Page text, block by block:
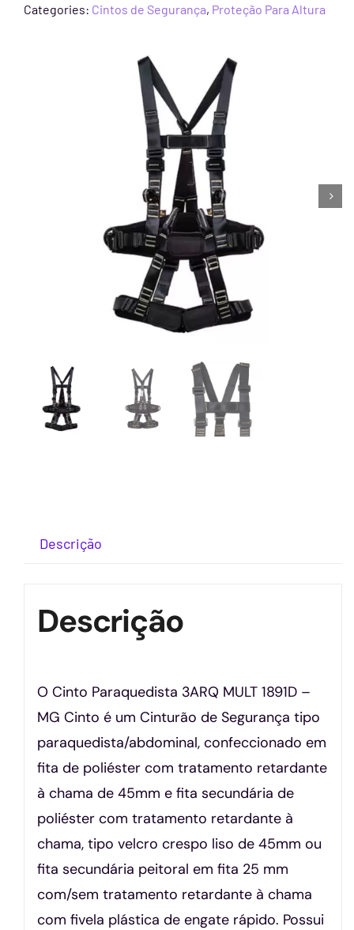
Categories: Cintos de Segurança, Proteção Para Altura
Descrição
Descrição
O Cinto Paraquedista 3ARQ MULT 1891D –
MG Cinto é um Cinturão de Segurança tipo
paraquedista/abdominal, confeccionado em
fita de poliéster com tratamento retardante
à chama de 45mm e fita secundária de
poliéster com tratamento retardante à
chama, tipo velcro crespo liso de 45mm ou
fita secundária peitoral em fita 25 mm
com/sem tratamento retardante à chama
com fivela plástica de engate rápido. Possui